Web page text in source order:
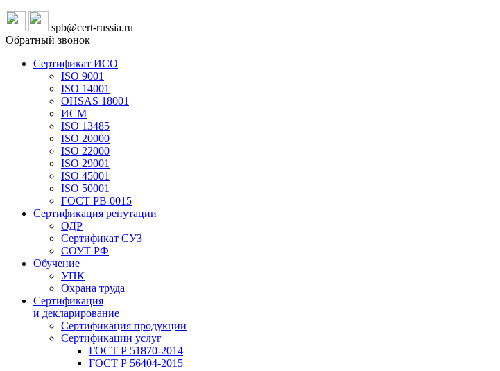
spb@cert-russia.ru
Обратный звонок
Сертификат ИСО
ISO 9001
ISO 14001
OHSAS 18001
ИСМ
ISO 13485
ISO 20000
ISO 22000
ISO 29001
ISO 45001
ISO 50001
ГОСТ РВ 0015
Сертификация репутации
ОДР
Сертификат СУЗ
СОУТ РФ
Обучение
УПК
Охрана труда
Сертификация
и декларирование
Сертификация продукции
Сертификации услуг
ГОСТ Р 51870-2014
ГОСТ Р 56404-2015